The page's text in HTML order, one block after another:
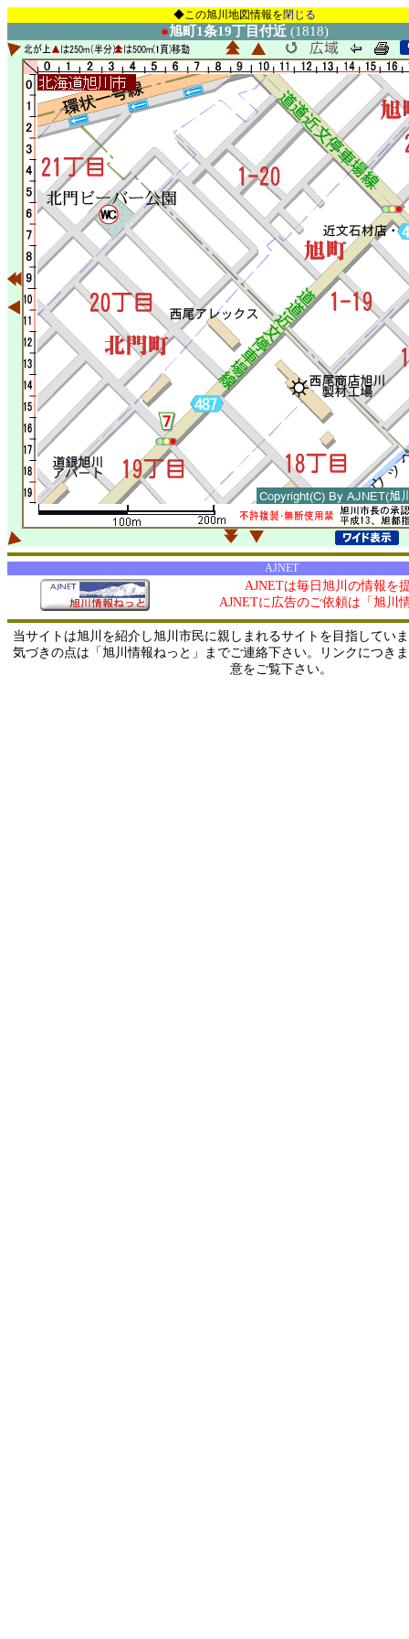
◆この旭川地図情報を閉じる
●旭町1条19丁目付近 (1818)
AJNET
AJNETは毎日旭川の情報を
AJNETに広告のご依頼は「旭川
当サイトは旭川を紹介し旭川市民に親しまれるサイトを目指してい
気づきの点は「旭川情報ねっと」までご連絡下さい。リンクにつき
意をご覧下さい。